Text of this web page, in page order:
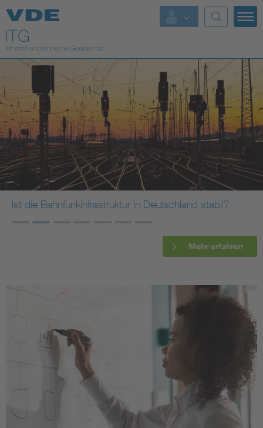
Top Themen
Fokusthemen
Energy
AI & Digital Trust
Health
Mobility
Standards
Ist die Bahnfunkinfrastruktur in Deutschland stabil?
Mehr erfahren